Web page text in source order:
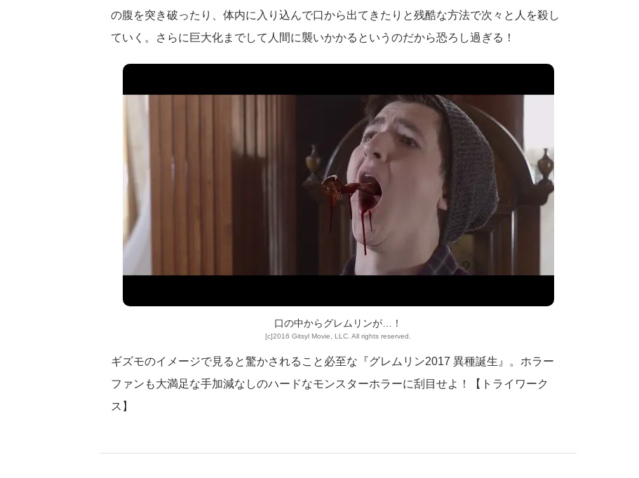
の腹を突き破ったり、体内に入り込んで口から出てきたりと残酷な方法で次々と人を殺し
ていく。さらに巨大化までして人間に襲いかかるというのだから恐ろし過ぎる！
口の中からグレムリンが…！
[c]2016 Gitsyl Movie, LLC. All rights reserved.
ギズモのイメージで見ると驚かされること必至な『グレムリン2017 異種誕生』。ホラー
ファンも大満足な手加減なしのハードなモンスターホラーに刮目せよ！【トライワーク
ス】